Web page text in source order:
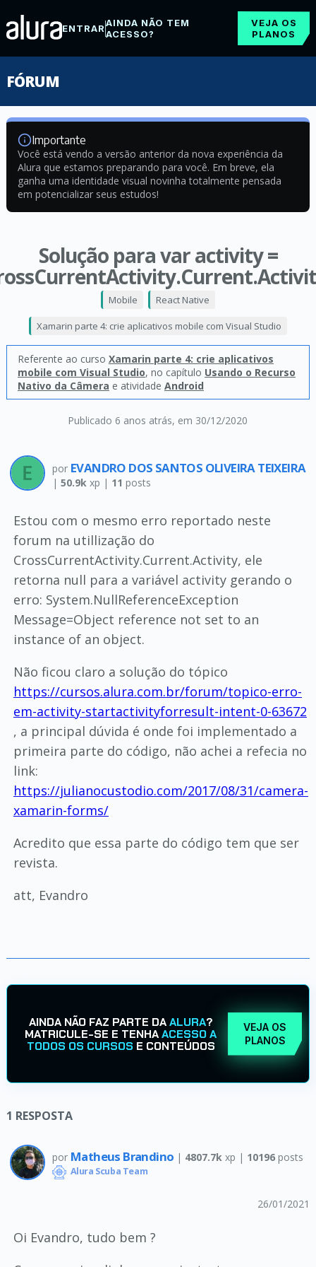
ENTRARAINDA NÃO TEM
ACESSO?
VEJA OS
PLANOS
FÓRUM
Importante
Você está vendo a versão anterior da nova experiência da
Alura que estamos preparando para você. Em breve, ela
ganha uma identidade visual novinha totalmente pensada
em potencializar seus estudos!
Solução para var activity =
Publicado 6 anos atrás, em 30/12/2020
Mobile React Native
Xamarin parte 4: crie aplicativos mobile com Visual Studio
Referente ao curso Xamarin parte 4: crie aplicativos
mobile com Visual Studio, no capítulo Usando o Recurso
Nativo da Câmera e atividade Android
por EVANDRO DOS SANTOS OLIVEIRA TEIXEIRA
| 50.9kxp | 11 posts
Estou com o mesmo erro reportado neste
forum na utillização do
CrossCurrentActivity.Current.Activity, ele
retorna null para a variável activity gerando o
erro: System.NullReferenceException
Message=Object reference not set to an
instance of an object.
Não ficou claro a solução do tópico
https://cursos.alura.com.br/forum/topico-erro-
em-activity-startactivityforresult-intent-0-63672
, a principal dúvida é onde foi implementado a
primeira parte do código, não achei a refecia no
link:
https://julianocustodio.com/2017/08/31/camera-
xamarin-forms/
Acredito que essa parte do código tem que ser
revista.
att, Evandro
AINDA NÃO FAZ PARTE DAALURA?
MATRICULE-SE E TENHAACESSO A
TODOS OS CURSOS E CONTEÚDOS
VEJA OS
PLANOS
1 RESPOSTA
por Matheus Brandino | 4807.7k xp | 10196posts
Alura Scuba Team
26/01/2021
Oi Evandro, tudo bem ?